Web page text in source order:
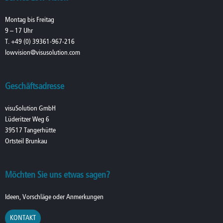
Montag bis Freitag
9 – 17 Uhr
T. +49 (0) 39361-967-216
lowvision@visusolution.com
Geschäftsadresse
visuSolution GmbH
Lüderitzer Weg 6
39517 Tangerhütte
Ortsteil Brunkau
Möchten Sie uns etwas sagen?
Ideen, Vorschläge oder Anmerkungen
KONTAKT